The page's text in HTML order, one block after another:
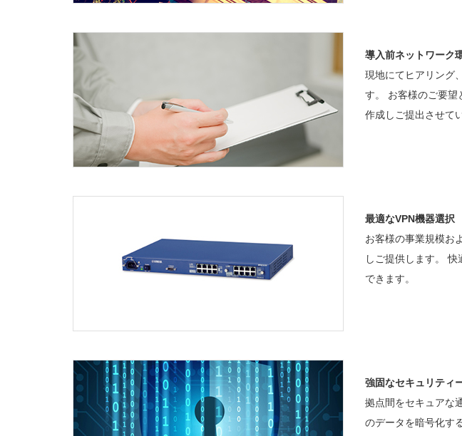
導入前ネットワーク
現地にてヒアリング
す。 お客様のご要望
作成しご提出させて
最適なVPN機器選択
お客様の事業規模お
しご提供します。
できます。
強固なセキュリティ
拠点間をセキュアな
のデータを暗号化す